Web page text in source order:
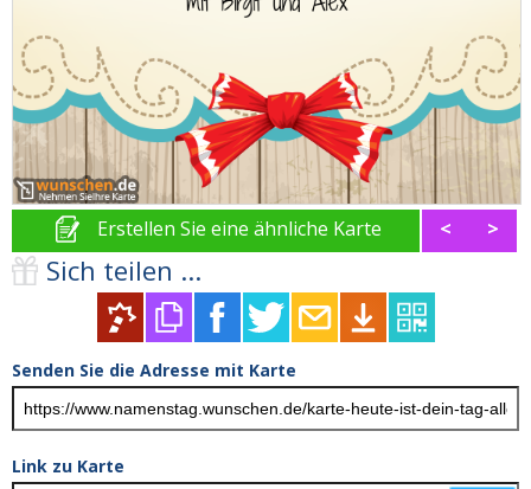
Erstellen Sie eine ähnliche Karte < >
Sich teilen ...
Senden Sie die Adresse mit Karte
Link zu Karte